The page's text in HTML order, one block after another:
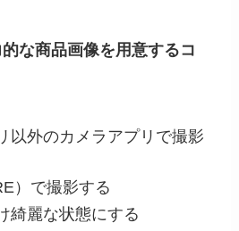
的な商品画像を用意するコ
以外のカメラアプリで撮影
）で撮影する
綺麗な状態にする